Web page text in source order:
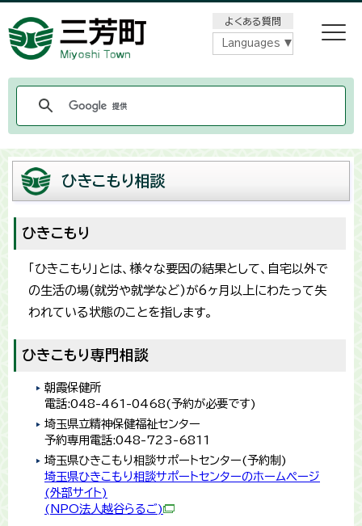
よくある質問
Languages
ひきこもり相談
ひきこもり
「ひきこもり」とは、様々な要因の結果として、自宅以外で
の生活の場(就労や就学など)が6ヶ月以上にわたって失
われている状態のことを指します。
ひきこもり専門相談
朝霞保健所
電話:048-461-0468(予約が必要です)
埼玉県立精神保健福祉センター
予約専用電話:048-723-6811
埼玉県ひきこもり相談サポートセンター(予約制)
埼玉県ひきこもり相談サポートセンターのホームページ
(外部サイト)
(NPO法人越谷らるご)